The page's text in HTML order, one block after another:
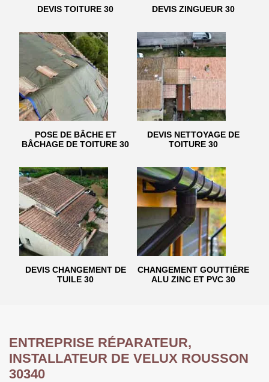
DEVIS TOITURE 30 DEVIS ZINGUEUR 30
POSE DE BÂCHE ET
BÂCHAGE DE TOITURE 30
DEVIS NETTOYAGE DE
TOITURE 30
DEVIS CHANGEMENT DE
TUILE 30
CHANGEMENT GOUTTIÈRE
ALU ZINC ET PVC 30
ENTREPRISE RÉPARATEUR,
INSTALLATEUR DE VELUX ROUSSON
30340